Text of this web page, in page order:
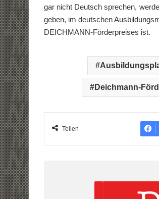
gar nicht Deutsch sprechen,
geben, im deutschen
DEICHMANN-Förderpreises ist.
Deichmann-
Teilen